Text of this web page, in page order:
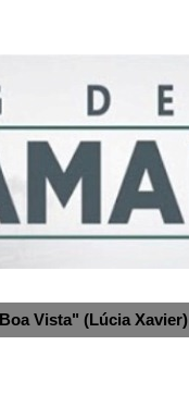
Vista" (Lúcia Xavier)